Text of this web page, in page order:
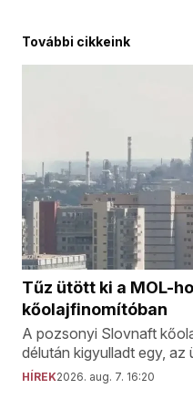
További cikkeink
Tűz ütött ki a MOL-
kőolajfinomítóban
A pozsonyi Slovnaft
délután kigyulladt egy, az
HÍREK2026. aug. 7. 16:20